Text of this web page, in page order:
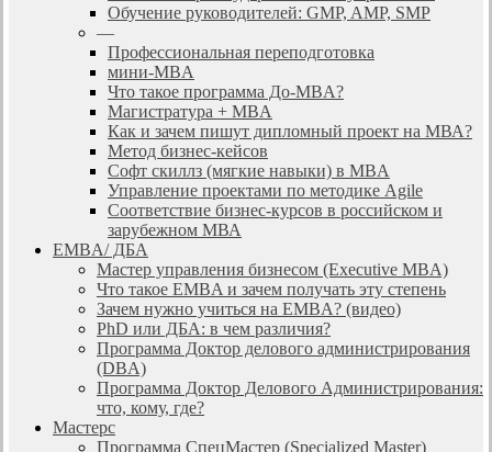
Обучение руководителей: GMP, AMP, SMP
—
Профессиональная переподготовка
мини-MBA
Что такое программа До-MBA?
Магистратура + MBA
Как и зачем пишут дипломный проект на МВА?
Метод бизнес-кейсов
Софт скиллз (мягкие навыки) в MBA
Управление проектами по методике Agile
Соответствие бизнес-курсов в российском и
зарубежном МВА
EMBA/ ДБA
Мастер управления бизнесом (Executive MBA)
Что такое EMBA и зачем получать эту степень
Зачем нужно учиться на EMBA? (видео)
PhD или ДБА: в чем различия?
Программа Доктор делового администрирования
(DBА)
Программа Доктор Делового Администрирования:
что, кому, где?
Мастерс
Программа СпецМастер (Specialized Master)